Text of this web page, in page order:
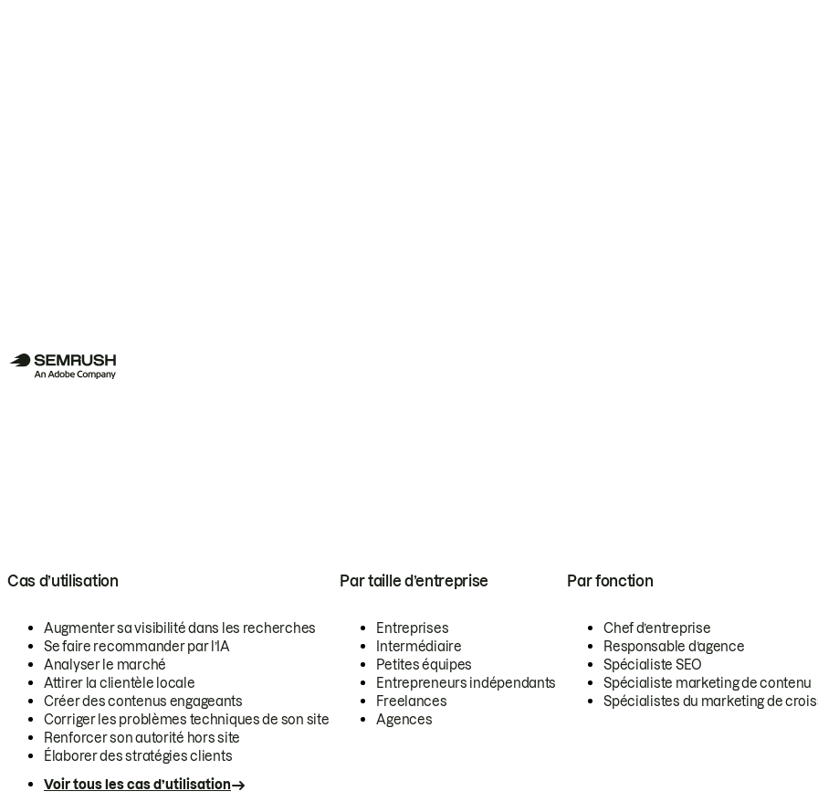
Cas d’utilisation
Augmenter sa visibilité dans les recherches
Se faire recommander par l’IA
Analyser le marché
Attirer la clientèle locale
Créer des contenus engageants
Corriger les problèmes techniques de son site
Renforcer son autorité hors site
Élaborer des stratégies clients
Voir tous les cas d’utilisation
Par taille d’entreprise
Entreprises
Intermédiaire
Petites équipes
Entrepreneurs indépendants
Freelances
Agences
Par fonction
Chef d’entreprise
Responsable d’agence
Spécialiste SEO
Spécialiste marketing de contenu
Spécialistes du marketing de